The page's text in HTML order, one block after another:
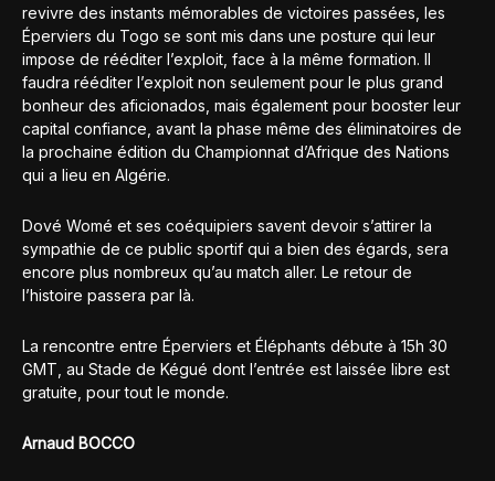
revivre des instants mémorables de victoires passées, les
Éperviers du Togo se sont mis dans une posture qui leur
impose de rééditer l’exploit, face à la même formation. Il
faudra rééditer l’exploit non seulement pour le plus grand
bonheur des aficionados, mais également pour booster leur
capital confiance, avant la phase même des éliminatoires de
la prochaine édition du Championnat d’Afrique des Nations
qui a lieu en Algérie.
Dové Womé et ses coéquipiers savent devoir s’attirer la
sympathie de ce public sportif qui a bien des égards, sera
encore plus nombreux qu’au match aller. Le retour de
l’histoire passera par là.
La rencontre entre Éperviers et Éléphants débute à 15h 30
GMT, au Stade de Kégué dont l’entrée est laissée libre est
gratuite, pour tout le monde.
Arnaud BOCCO